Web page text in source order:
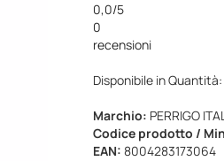
0,0/5
0
recensioni
Disponibile in
Marchio: PERRIGO
Codice prodotto /
EAN:8004283173064